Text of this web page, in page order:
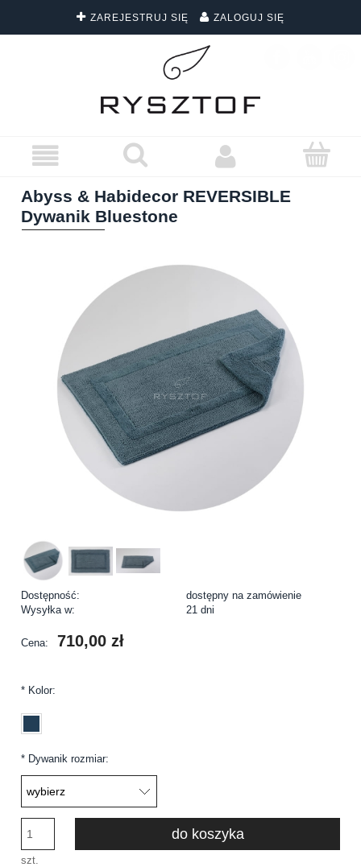
ZAREJESTRUJ SIĘ ZALOGUJ SIĘ
DARMOWA DOSTAWA WSZYSTKICH ZAMÓWIEŃ
Abyss & Habidecor REVERSIBLE
Dywanik Bluestone
Dostępność:
dostępny na zamówienie
Wysyłka w:
21 dni
Cena: 710,00 zł
* Kolor:
* Dywanik rozmiar:
szt.
do koszyka